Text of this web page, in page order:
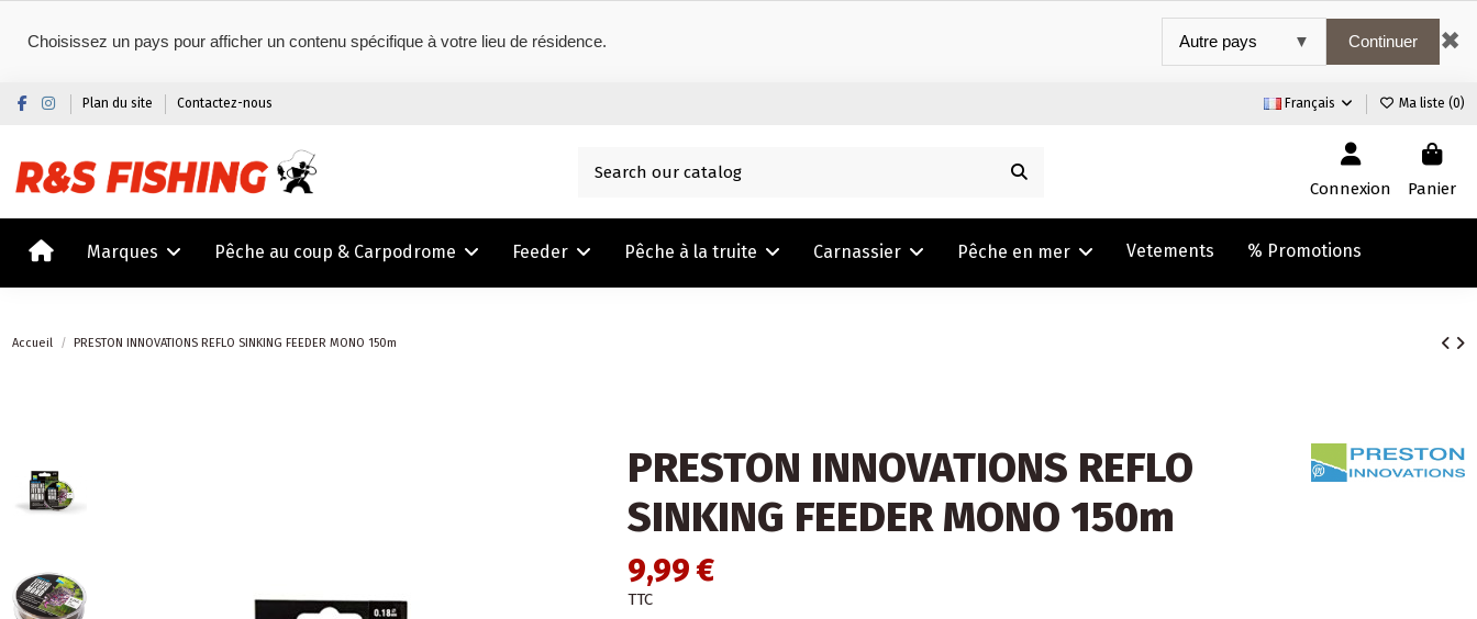
Choisissez un pays pour afficher un contenu spécifique à votre lieu de résidence. Continuer ✖
Plan du site Contactez-nous Français Ma liste (0)
Connexion Panier
Marques Pêche au coup & Carpodrome Feeder Pêche à la truite Carnassier Pêche en mer Vetements % Promotions
Accueil PRESTON INNOVATIONS REFLO SINKING FEEDER MONO 150m
PRESTON INNOVATIONS REFLO
SINKING FEEDER MONO 150m
9,99 €
TTC